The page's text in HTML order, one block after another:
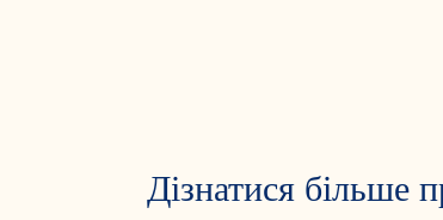
Дізнатися більше